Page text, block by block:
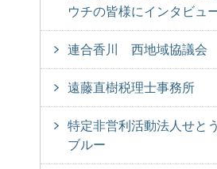
ウチの皆様にインタビュ
連合香川 西地域協議会
遠藤直樹税理士事務所
特定非営利活動法人せと
ブルー